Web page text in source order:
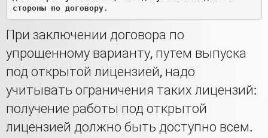
стороны по договору
При заключении договора по
упрощенному варианту, путем выпуска
под открытой лицензией, надо
учитывать ограничения таких лицензий:
получение работы под открытой
лицензией должно быть доступно всем.